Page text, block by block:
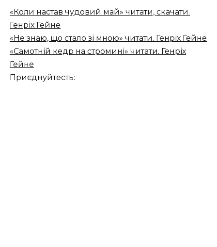
«Коли настав чудовий май» читати, скачати.
Генріх Гейне
«Не знаю, що стало зі мною» читати. Генріх Гейне
«Самотній кедр на стромині» читати. Генріх
Гейне
Приєднуйтесть: